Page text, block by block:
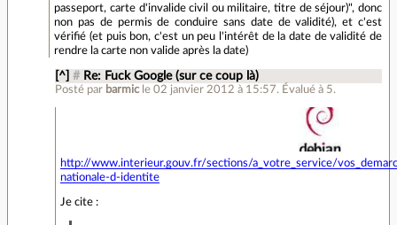
passeport, carte d'invalide civil ou militaire, titre de séjour)", donc
non pas de permis de conduire sans date de validité), et c'est
vérifié (et puis bon, c'est un peu l'intérêt de la date de validité de
rendre la carte non valide après la date)
[^] # Re: Fuck Google (sur ce coup là)
Posté par barmic le 02 janvier 2012 à 15:57. Évalué à 5.
http://www.interieur.gouv.fr/sections/a_votre_service/
nationale-d-identite
Je cite :